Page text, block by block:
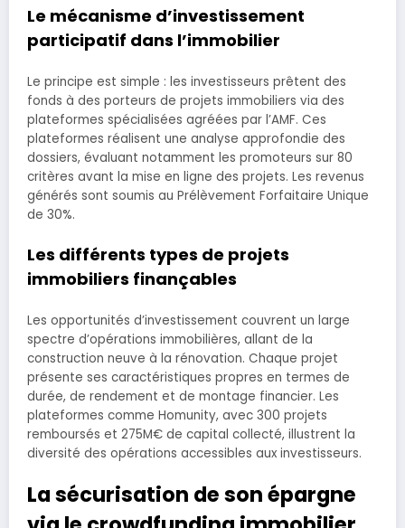
Le mécanisme d’investissement
participatif dans l’immobilier
Le principe est simple : les investisseurs prêtent des
fonds à des porteurs de projets immobiliers via des
plateformes spécialisées agréées par l’AMF. Ces
plateformes réalisent une analyse approfondie des
dossiers, évaluant notamment les promoteurs sur 80
critères avant la mise en ligne des projets. Les revenus
générés sont soumis au Prélèvement Forfaitaire Unique
de 30%.
Les différents types de projets
immobiliers finançables
Les opportunités d’investissement couvrent un large
spectre d’opérations immobilières, allant de la
construction neuve à la rénovation. Chaque projet
présente ses caractéristiques propres en termes de
durée, de rendement et de montage financier. Les
plateformes comme Homunity, avec 300 projets
remboursés et 275M€ de capital collecté, illustrent la
diversité des opérations accessibles aux investisseurs.
La sécurisation de son épargne